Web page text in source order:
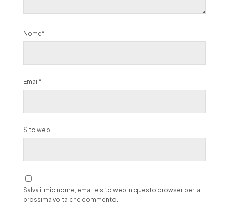
Nome*
Email*
Sito web
Salva il mio nome, email e sito web in questo browser per la
prossima volta che commento.